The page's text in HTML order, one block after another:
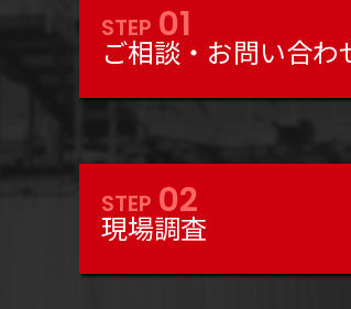
STEP 01
ご相談・お問い合わ
STEP 02
現場調査